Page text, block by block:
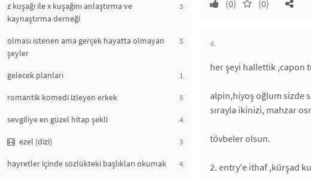
z kuşağı ile x kuşağını anlaştırma ve
kaynaştırma derneği
3
olması istenen ama gerçek hayatta olmayan
şeyler
5
gelecek planları 1
romantik komedi izleyen erkek 5
sevgiliye en güzel hitap şekli 4
ezel (dizi) 3
hayretler içinde sözlükteki başlıkları okumak 4
(0)
(0)
4.
her şeyi hallettik ,capon
alpin,hiyoş oğlum sizde
sırayla ikinizi, mahzar
tövbeler olsun.
2. entry'e ithaf ,kürşad